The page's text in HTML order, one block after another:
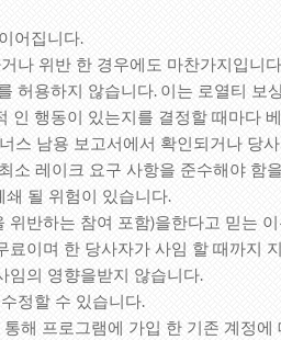
어집니다.
나 위반 한 경우에도 마찬가지입니
허용하지 않습니다. 이는 로열티 보
인 행동이 있는지를 결정할 때마다
스 남용 보고서에서 확인되거나 당
소 레이크 요구 사항을 준수해야 함
쇄 될 위험이 있습니다.
반하는 참여 포함)을한다고 믿는
료이며 한 당사자가 사임 할 때까지
임의 영향을받지 않습니다.
정할 수 있습니다.
해 프로그램에 가입 한 기존 계정